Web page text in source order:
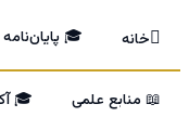
خانه 🎓 پایان‌نامه
📖 منابع علمی 🎓